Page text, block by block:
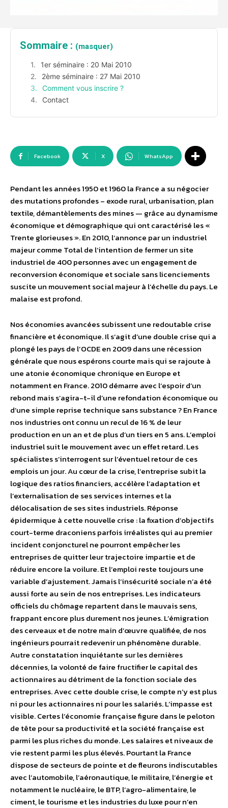
Sommaire : (masquer)
1er séminaire : 20 Mai 2010
2ème séminaire : 27 Mai 2010
Comment vous inscrire ?
Contact
Facebook X WhatsApp
Pendant les années 1950 et 1960 la France a su négocier
des mutations profondes – exode rural, urbanisation, plan
textile, démantèlements des mines — grâce au dynamisme
économique et démographique qui ont caractérisé les «
Trente glorieuses ». En 2010, l’annonce par un industriel
majeur comme Total de l’intention de fermer un site
industriel de 400 personnes avec un engagement de
reconversion économique et sociale sans licenciements
suscite un mouvement social majeur à l’échelle du pays. Le
malaise est profond.
Nos économies avancées subissent une redoutable crise
financière et économique. Il s’agit d’une double crise qui a
plongé les pays de l’OCDE en 2009 dans une récession
générale que nous espérons courte mais qui se rajoute à
une atonie économique chronique en Europe et
notamment en France. 2010 démarre avec l’espoir d’un
rebond mais s’agira-t-il d’une refondation économique ou
d’une simple reprise technique sans substance ? En France
nos industries ont connu un recul de 16 % de leur
production en un an et de plus d’un tiers en 5 ans. L’emploi
industriel suit le mouvement avec un effet retard. Les
spécialistes s’interrogent sur l’éventuel retour de ces
emplois un jour. Au cœur de la crise, l’entreprise subit la
logique des ratios financiers, accélère l’adaptation et
l’externalisation de ses services internes et la
délocalisation de ses sites industriels. Réponse
épidermique à cette nouvelle crise : la fixation d’objectifs
court-terme draconiens parfois irréalistes qui au premier
incident conjoncturel ne pourront empêcher les
entreprises de quitter leur trajectoire impartie et de
réduire encore la voilure. Et l’emploi reste toujours une
variable d’ajustement. Jamais l’insécurité sociale n’a été
aussi forte au sein de nos entreprises. Les indicateurs
officiels du chômage repartent dans le mauvais sens,
frappant encore plus durement nos jeunes. L’émigration
des cerveaux et de notre main d’œuvre qualifiée, de nos
ingénieurs pourrait redevenir un phénomène durable.
Autre constatation inquiétante sur les dernières
décennies, la volonté de faire fructifier le capital des
actionnaires au détriment de la fonction sociale des
entreprises. Avec cette double crise, le compte n’y est plus
ni pour les actionnaires ni pour les salariés. L’impasse est
visible. Certes l’économie française figure dans le peloton
de tête pour sa productivité et la société française est
parmi les plus riches du monde. Les salaires et niveaux de
vie restent parmi les plus élevés. Pourtant la France
dispose de secteurs de pointe et de fleurons indiscutables
avec l’automobile, l’aéronautique, le militaire, l’énergie et
notamment le nucléaire, le BTP, l’agro-alimentaire, le
ciment, le tourisme et les industries du luxe pour n’en